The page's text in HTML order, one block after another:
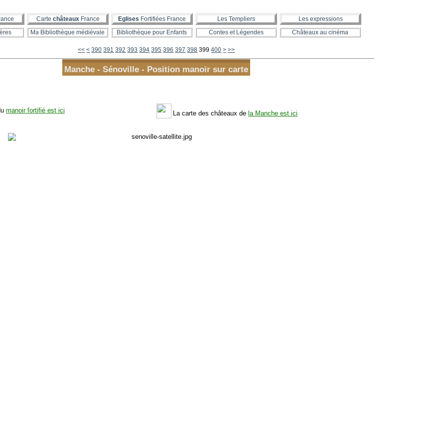
Carte châteauxFrance Eglises Fortifiées France Les Templiers
Les expressions
Ma Bibliothèque médiévale Bibliothèque pour Enfants Contes et Légendes Châteaux au cinéma
<< < 300
310
320
330
340
350
360
370
380
390 391 392 393 394 395 396 397 398 399 400 500
600
700
800
900
1000
1100
1200
1300
> >>
Manche - Sénoville - Position manoir sur carte
manoir fortifié est ici La carte des châteaux de la Manche est ici